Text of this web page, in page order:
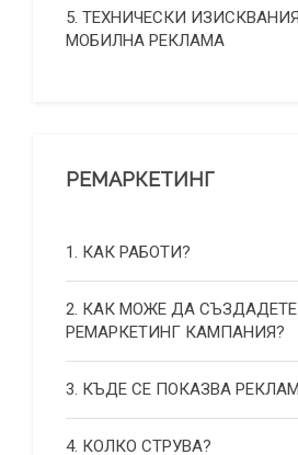
5. ТЕХНИЧЕСКИ
МОБИЛНА РЕКЛАМА
РЕМАРКЕТИНГ
1. КАК РАБОТИ?
2. КАК МОЖЕ ДА СЪЗДАДЕТЕ
РЕМАРКЕТИНГ КАМПАНИЯ?
3. КЪДЕ СЕ ПОКАЗВА
4. КОЛКО СТРУВА?